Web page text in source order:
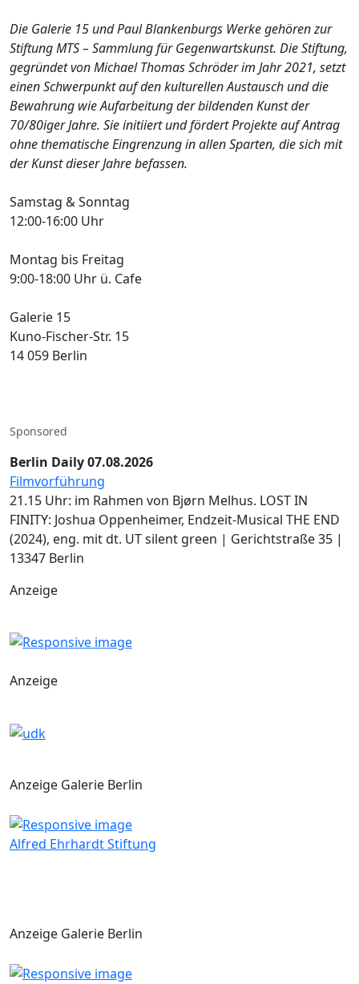
Die Galerie 15 und Paul Blankenburgs Werke gehören zur
Stiftung MTS – Sammlung für Gegenwartskunst. Die Stiftung,
gegründet von Michael Thomas Schröder im Jahr 2021, setzt
einen Schwerpunkt auf den kulturellen Austausch und die
Bewahrung wie Aufarbeitung der bildenden Kunst der
70/80iger Jahre. Sie initiiert und fördert Projekte auf Antrag
ohne thematische Eingrenzung in allen Sparten, die sich mit
der Kunst dieser Jahre befassen.
Samstag & Sonntag
12:00-16:00 Uhr
Montag bis Freitag
9:00-18:00 Uhr ü. Cafe
Galerie 15
Kuno-Fischer-Str. 15
14 059 Berlin
Sponsored
Berlin Daily 07.08.2026
Filmvorführung
21.15 Uhr: im Rahmen von Bjørn Melhus. LOST IN
FINITY: Joshua Oppenheimer, Endzeit-Musical THE END
(2024), eng. mit dt. UT silent green | Gerichtstraße 35 |
13347 Berlin
Anzeige
Anzeige
Anzeige Galerie Berlin
Alfred Ehrhardt Stiftung
Anzeige Galerie Berlin